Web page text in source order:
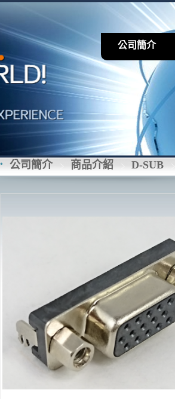
公司簡介
公司簡介 商品介紹 D-SUB